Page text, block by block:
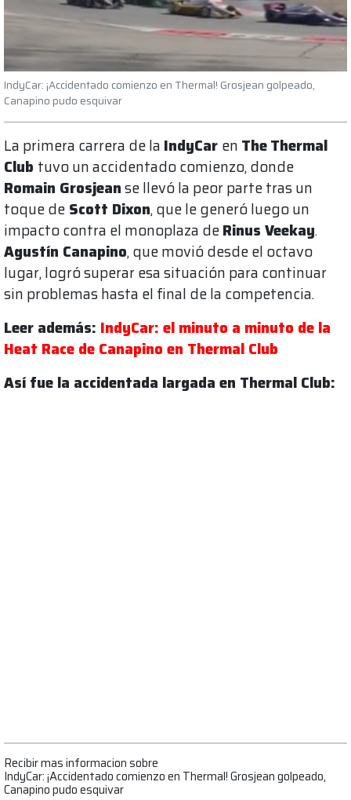
IndyCar: ¡Accidentado comienzo en Thermal! Grosjean golpeado,
Canapino pudo esquivar
La primera carrera de la IndyCar en TheThermal
Club tuvo un accidentado comienzo, donde
Romain Grosjeanse llevó la peor parte tras un
toque de Scott Dixon, que le generó luego un
impacto contra el monoplaza deRinus Veekay.
Agustín Canapino, que movió desde el octavo
lugar, logró superar esa situación para continuar
sin problemas hasta el final de la competencia.
Leer además: IndyCar: el minuto a minuto de la
Heat Race de Canapino en Thermal Club
Así fue la accidentada largada en Thermal Club:
Recibir mas informacion sobre
IndyCar: ¡Accidentado comienzo en Thermal! Grosjean golpeado,
Canapino pudo esquivar